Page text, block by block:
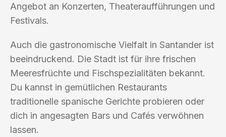
Angebot an Konzerten, Theateraufführungen und
Festivals.
Auch die gastronomische Vielfalt in Santander ist
beeindruckend. Die Stadt ist für ihre frischen
Meeresfrüchte und Fischspezialitäten bekannt.
Du kannst in gemütlichen Restaurants
traditionelle spanische Gerichte probieren oder
dich in angesagten Bars und Cafés verwöhnen
lassen.